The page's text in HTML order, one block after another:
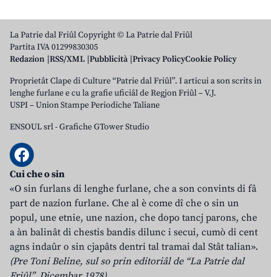
La Patrie dal Friûl Copyright © La Patrie dal Friûl
Partita IVA 01299830305
Redazion RSS/XML Pubblicità Privacy PolicyCookie Policy
Proprietât Clape di Culture “Patrie dal Friûl”. I articui a son scrits in
lenghe furlane e cu la grafie uficiâl de Regjon Friûl – V.J.
USPI – Union Stampe Periodiche Taliane
ENSOUL srl-Grafiche GTower Studio
Cui che o sin
«O sin furlans di lenghe furlane, che a son convints di fâ
part de nazion furlane. Che al è come dî che o sin un
popul, une etnie, une nazion, che dopo tancj parons, che
a àn balinât di chestis bandis dilunc i secui, cumò di cent
agns indaûr o sin cjapâts dentri tal tramai dal Stât talian».
(Pre Toni Beline, sul so prin editoriâl de “La Patrie dal